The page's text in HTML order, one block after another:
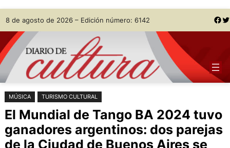
Saltar
al
contenido
Skip
to
content
8 de agosto de 2026 – Edición número: 6142 Facebook Twitter
MÚSICA TURISMO CULTURAL
El Mundial de Tango BA 2024 tuvo
ganadores argentinos: dos parejas
de la Ciudad de Buenos Aires se